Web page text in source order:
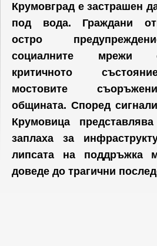
Крумовград е застрашен
под вода. Граждани
остро
социалните мрежи
критичното
мостовите
общината. Според
Крумовица
заплаха за
липсата на поддръжка
доведе до трагични